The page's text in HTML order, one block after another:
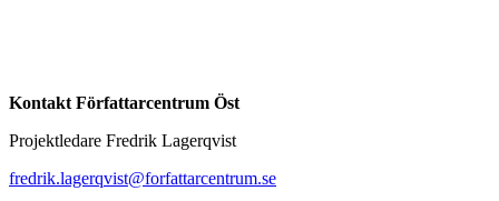
Kontakt Författarcentrum Öst
Projektledare Fredrik Lagerqvist
fredrik.lagerqvist@forfattarcentrum.se